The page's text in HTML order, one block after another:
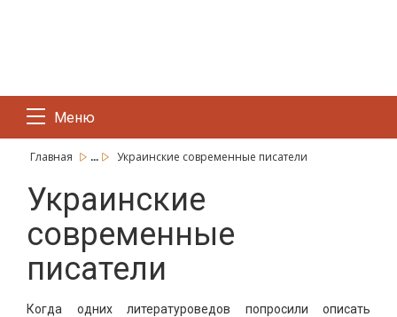
Меню
Главная ... Украинские современные писатели
Украинские
современные
писатели
Когда одних литературоведов попросили описать